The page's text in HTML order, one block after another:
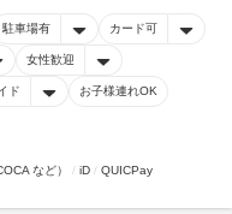
駐車場有 カード可
女性歓迎
ド お子様連れOK
など） iD QUICPay